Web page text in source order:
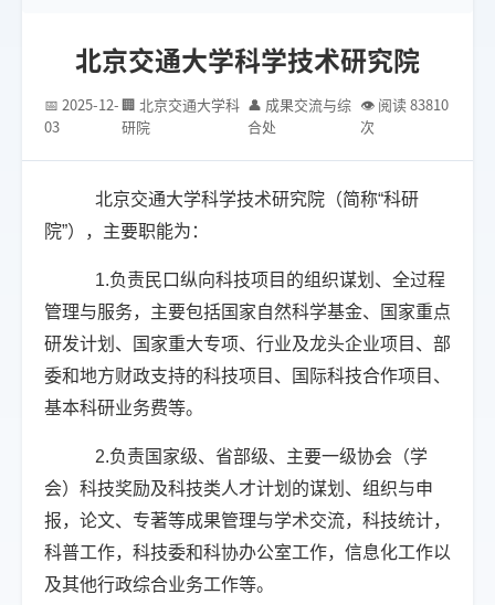
北京交通大学科学技术研究院
📅 2025-12-
03
🏢 北京交通大学科
研院
👤 成果交流与综
合处
👁 阅读 83810
次
北京交通大学科学技术研究院（简称“科研
院”），主要职能为：
1.负责民口纵向科技项目的组织谋划、全过程
管理与服务，主要包括国家自然科学基金、国家重点
研发计划、国家重大专项、行业及龙头企业项目、部
委和地方财政支持的科技项目、国际科技合作项目、
基本科研业务费等。
2.负责国家级、省部级、主要一级协会（学
会）科技奖励及科技类人才计划的谋划、组织与申
报，论文、专著等成果管理与学术交流，科技统计，
科普工作，科技委和科协办公室工作，信息化工作以
及其他行政综合业务工作等。